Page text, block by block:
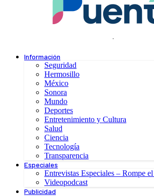
.
Información
Seguridad
Hermosillo
México
Sonora
Mundo
Deportes
Entretenimiento y Cultura
Salud
Ciencia
Tecnología
Transparencia
Especiales
Entrevistas Especiales – Rompe
Videopodcast
Publicidad